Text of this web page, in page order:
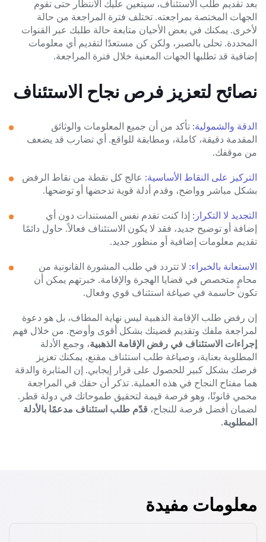
بعد تقديم طلب الاستئناف، سيتعين عليك الانتظار حتى تقوم
الجهات المختصة بمراجعته. تختلف فترة المراجعة من حالة
لأخرى. يمكنك في بعض الأحيان متابعة حالة طلبك عبر القنوات
المحددة. تحلى بالصبر، ولكن كن مستعدًا لتقديم أي معلومات
إضافية قد تطلبها الجهات المعنية خلال فترة المراجعة.
نصائح لتعزيز فرص نجاح الاستئناف
الدقة والشمولية: تأكد من أن جميع المعلومات والوثائق
المقدمة دقيقة، كاملة، ومطابقة للواقع. أي تضارب قد يضعف
من موقفك.
التركيز على النقاط الأساسية: عالج كل نقطة من نقاط الرفض
بشكل مباشر وواضح، وقدم أدلة قوية تدحضها أو توضحها.
التجديد لا التكرار: إذا كنت تقدم نفس المستندات دون أي
إضافة أو توضيح جديد، فقد لا يكون الاستئناف فعالاً. حاول دائمًا
تقديم معلومات إضافية أو منظور جديد.
الاستعانة بالخبراء: لا تتردد في طلب المشورة القانونية من
محامٍ متخصص في قضايا الهجرة والإقامة. خبرتهم يمكن أن
تكون حاسمة في صياغة استئناف قوي وفعال.
إن رفض طلب الإقامة الذهبية ليس نهاية المطاف، بل هو دعوة
لمراجعة ملفك وتقديم قضيتك بشكل أقوى وأوضح. من خلال فهم
إجراءات الاستئناف في رفض الإقامة الذهبية، وجمع الأدلة
المطلوبة بعناية، وصياغة طلب استئناف مقنع، يمكنك تعزيز
فرصك بشكل كبير للحصول على قرار إيجابي. إن المثابرة والدقة
هما مفتاح النجاح في هذه العملية. تذكر أن حقك في المراجعة
محمي قانونًا، وهو فرصة قيمة لتحقيق طموحاتك في دولة قطر.
لضمان أفضل فرصة للنجاح، قدّم طلب استئناف مدعمًا بالأدلة
المطلوبة.
معلومات مفيدة